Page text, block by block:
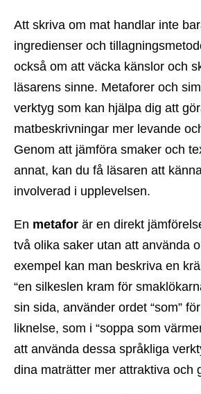
Att skriva om mat handlar inte
ingredienser och
också om att väcka känslor och
läsarens sinne. Metaforer och
verktyg som kan hjälpa dig att
matbeskrivningar mer levande
Genom att jämföra smaker och
annat, kan du få läsaren att
involverad i upplevelsen.
En metafor är en direkt
två olika saker utan att använda
exempel kan man beskriva en
“en silkeslen kram för
sin sida, använder ordet “som”
liknelse, som i “soppa som
att använda dessa språkliga
dina maträtter mer attraktiva och